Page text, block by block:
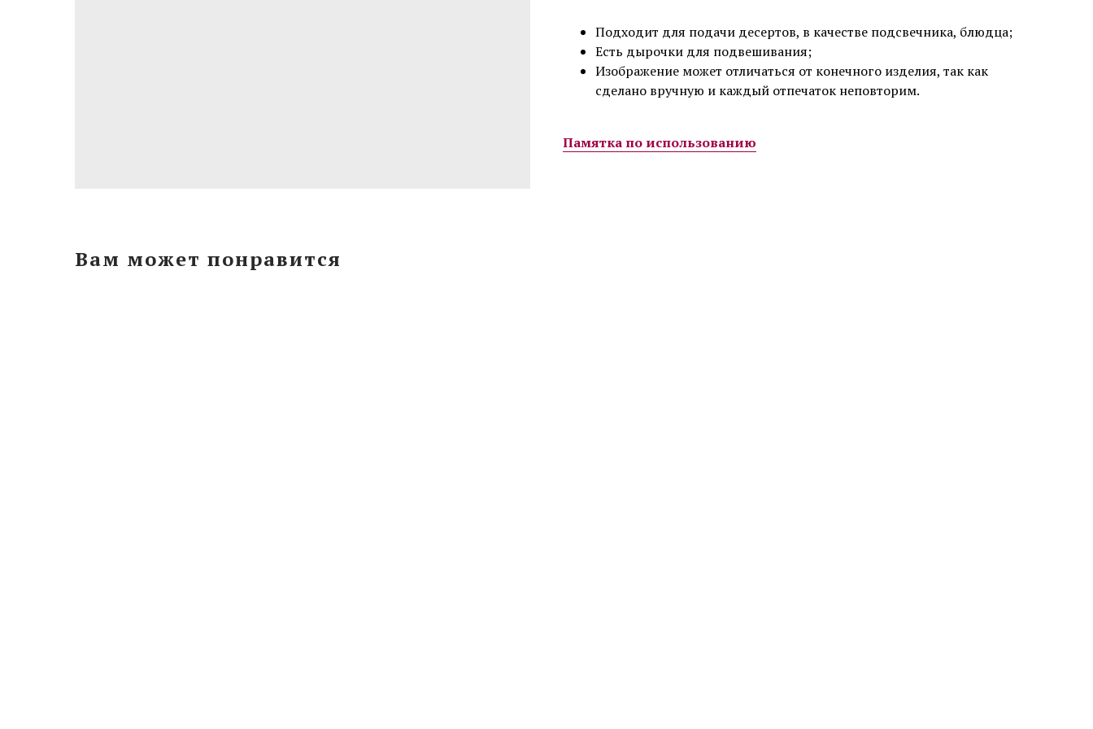
Подходит для подачи десертов, в качестве подсвечника, блюдца;
Есть дырочки для подвешивания;
Изображение может отличаться от конечного изделия, так как
сделано вручную и каждый отпечаток неповторим.
Памятка по использованию
Вам может понравится